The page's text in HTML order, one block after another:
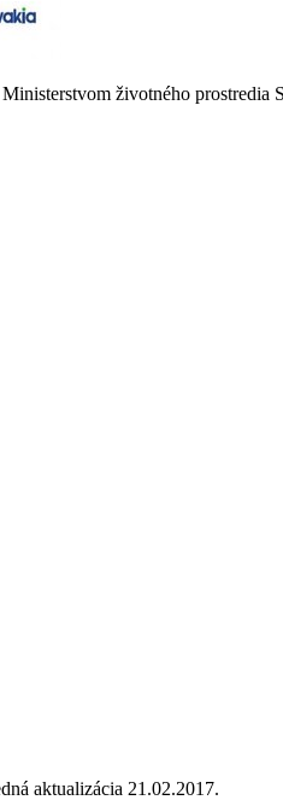
životného
aktualizácia 21.02.2017.